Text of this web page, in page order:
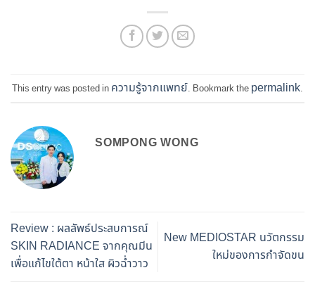
This entry was posted in ความรู้จากแพทย์. Bookmark the permalink.
SOMPONG WONG
Review : ผลลัพธ์ประสบการณ์
SKIN RADIANCE จากคุณมีน
เพื่อแก้ไขใต้ตา หน้าใส ผิวฉ่ำวาว
New MEDIOSTAR นวัตกรรม
ใหม่ของการกำจัดขน